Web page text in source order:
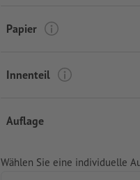
Papier
Innenteil
Auflage
Wählen Sie eine individuelle